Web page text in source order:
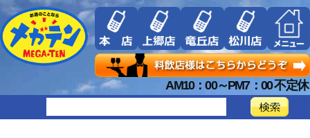
AM10：00～PM7：00 不定休